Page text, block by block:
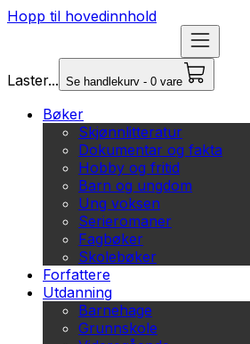
Hopp til hovedinnhold
Laster... Se handlekurv - 0 vare
Bøker
Skjønnlitteratur
Dokumentar og fakta
Hobby og fritid
Barn og ungdom
Ung voksen
Serieromaner
Fagbøker
Skolebøker
Forfattere
Utdanning
Barnehage
Grunnskole